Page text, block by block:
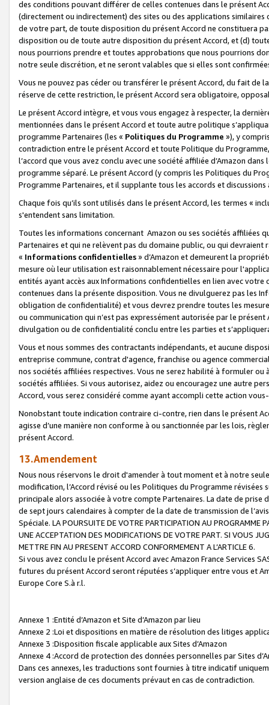
des conditions pouvant différer de celles contenues dans le présent
(directement ou indirectement) des sites ou des applications
de votre part, de toute disposition du présent Accord ne constituera
disposition ou de toute autre disposition du présent Accord, et (d)
nous pourrions prendre et toutes approbations que nous pourrions
notre seule discrétion, et ne seront valables que si elles sont
Vous ne pouvez pas céder ou transférer le présent Accord, du fait de
réserve de cette restriction, le présent Accord sera obligatoire,
Le présent Accord intègre, et vous vous engagez à respecter, la
mentionnées dans le présent Accord et toute autre politique
programme Partenaires (les « Politiques du Programme »), y
contradiction entre le présent Accord et toute Politique du
l’accord que vous avez conclu avec une société affiliée d’Amazon
programme séparé. Le présent Accord (y compris les Politiques du
Programme Partenaires, et il supplante tous les accords et discussions
Chaque fois qu’ils sont utilisés dans le présent Accord, les termes «
s'entendent sans limitation.
Toutes les informations concernant Amazon ou ses sociétés affiliées
Partenaires et qui ne relèvent pas du domaine public, ou qui
« Informations confidentielles» d’Amazon et demeurent la
mesure où leur utilisation est raisonnablement nécessaire pour
entités ayant accès aux Informations confidentielles en lien avec
contenues dans la présente disposition. Vous ne divulguerez pas les
obligation de confidentialité) et vous devrez prendre toutes les
ou communication qui n’est pas expressément autorisée par le
divulgation ou de confidentialité conclu entre les parties et
Vous et nous sommes des contractants indépendants, et aucune
entreprise commune, contrat d'agence, franchise ou agence
nos sociétés affiliées respectives. Vous ne serez habilité à formuler
sociétés affiliées. Si vous autorisez, aidez ou encouragez une autre
Accord, vous serez considéré comme ayant accompli cette action
Nonobstant toute indication contraire ci-contre, rien dans le présent
agisse d’une manière non conforme à ou sanctionnée par les lois,
présent Accord.
13.Amendement
Nous nous réservons le droit d'amender à tout moment et à notre
modification, l’Accord révisé ou les Politiques du Programme
principale alors associée à votre compte Partenaires. La date de
de sept jours calendaires à compter de la date de transmission de
Spéciale. LA POURSUITE DE VOTRE PARTICIPATION AU PROGRAMME
UNE ACCEPTATION DES MODIFICATIONS DE VOTRE PART. SI VOUS
METTRE FIN AU PRESENT ACCORD CONFORMEMENT A L’ARTICLE 6.
Si vous avez conclu le présent Accord avec Amazon France Services
futures du présent Accord seront réputées s’appliquer entre vous et
Europe Core S.à r.l.
Annexe 1 :Entité d’Amazon et Site d’Amazon par lieu
Annexe 2 :Loi et dispositions en matière de résolution des litiges
Annexe 3 :Disposition fiscale applicable aux Sites d’Amazon
Annexe 4 :Accord de protection des données personnelles par Sites
Dans ces annexes, les traductions sont fournies à titre indicatif
version anglaise de ces documents prévaut en cas de contradiction.